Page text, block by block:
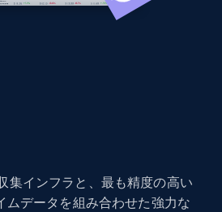
name, Manufacturer,
集インフラと、最も精度の高い
ムデータを組み合わせた強力な